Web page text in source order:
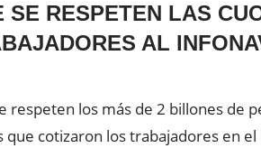
SE RESPETEN LAS
AL
respeten los más de 2 billones de
que cotizaron los trabajadores en